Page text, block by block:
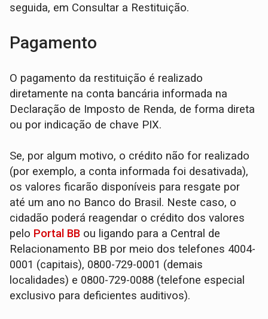
seguida, em Consultar a Restituição.
Pagamento
O pagamento da restituição é realizado
diretamente na conta bancária informada na
Declaração de Imposto de Renda, de forma direta
ou por indicação de chave PIX.
Se, por algum motivo, o crédito não for realizado
(por exemplo, a conta informada foi desativada),
os valores ficarão disponíveis para resgate por
até um ano no Banco do Brasil. Neste caso, o
cidadão poderá reagendar o crédito dos valores
pelo Portal BB ou ligando para a Central de
Relacionamento BB por meio dos telefones 4004-
0001 (capitais), 0800-729-0001 (demais
localidades) e 0800-729-0088 (telefone especial
exclusivo para deficientes auditivos).